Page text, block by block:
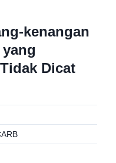
kenangan
Dicat